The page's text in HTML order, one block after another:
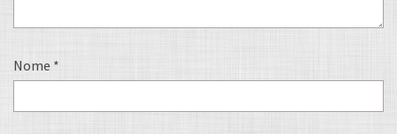
Nome *